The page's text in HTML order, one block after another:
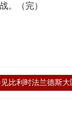
。（完）
比利时法兰德斯大